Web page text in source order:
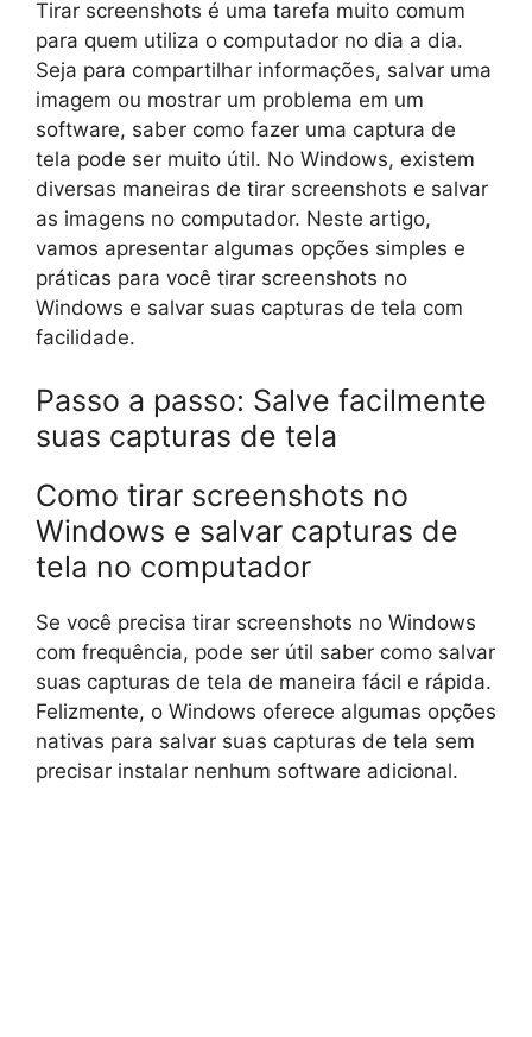
Tirar screenshots é uma tarefa muito comum
para quem utiliza o computador no dia a dia.
Seja para compartilhar informações, salvar uma
imagem ou mostrar um problema em um
software, saber como fazer uma captura de
tela pode ser muito útil. No Windows, existem
diversas maneiras de tirar screenshots e salvar
as imagens no computador. Neste artigo,
vamos apresentar algumas opções simples e
práticas para você tirar screenshots no
Windows e salvar suas capturas de tela com
facilidade.
Passo a passo: Salve facilmente
suas capturas de tela
Como tirar screenshots no
Windows e salvar capturas de
tela no computador
Se você precisa tirar screenshots no Windows
com frequência, pode ser útil saber como salvar
suas capturas de tela de maneira fácil e rápida.
Felizmente, o Windows oferece algumas opções
nativas para salvar suas capturas de tela sem
precisar instalar nenhum software adicional.